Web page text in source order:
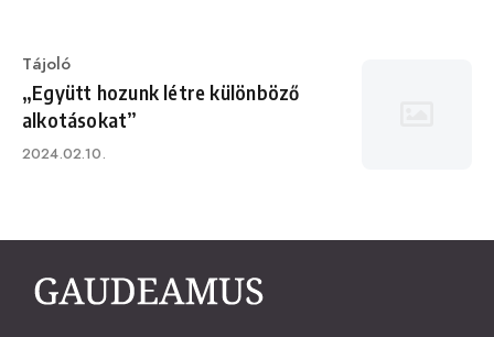
Category
Tájoló
„Együtt hozunk létre különböző
alkotásokat”
Published
2024.02.10.